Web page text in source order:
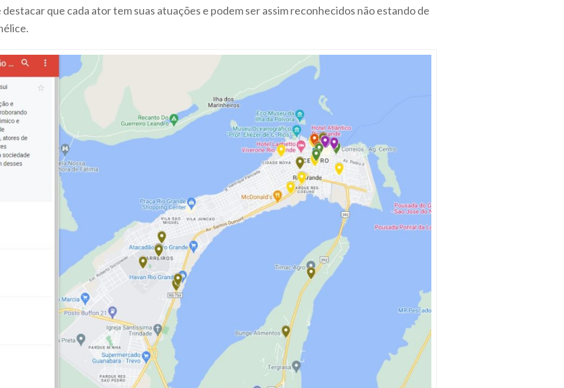
que cada ator tem suas atuações e podem ser assim reconhecidos não estando de